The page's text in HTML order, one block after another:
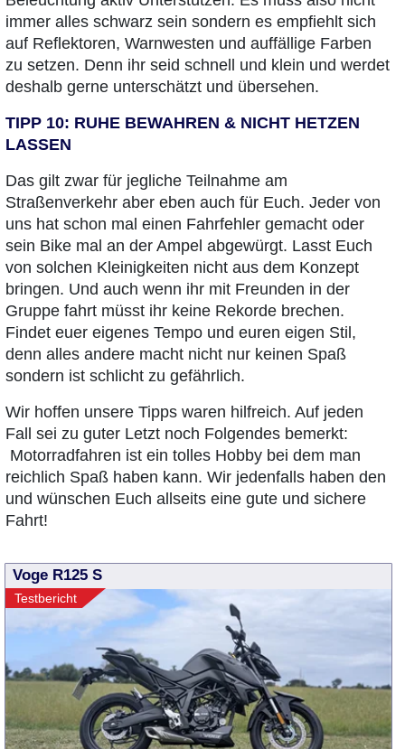
immer alles schwarz sein sondern es empfiehlt sich
auf Reflektoren, Warnwesten und auffällige Farben
zu setzen. Denn ihr seid schnell und klein und werdet
deshalb gerne unterschätzt und übersehen.
TIPP 10: RUHE BEWAHREN & NICHT HETZEN
LASSEN
Das gilt zwar für jegliche Teilnahme am
Straßenverkehr aber eben auch für Euch. Jeder von
uns hat schon mal einen Fahrfehler gemacht oder
sein Bike mal an der Ampel abgewürgt. Lasst Euch
von solchen Kleinigkeiten nicht aus dem Konzept
bringen. Und auch wenn ihr mit Freunden in der
Gruppe fahrt müsst ihr keine Rekorde brechen.
Findet euer eigenes Tempo und euren eigen Stil,
denn alles andere macht nicht nur keinen Spaß
sondern ist schlicht zu gefährlich.
Wir hoffen unsere Tipps waren hilfreich. Auf jeden
Fall sei zu guter Letzt noch Folgendes bemerkt:
Motorradfahren ist ein tolles Hobby bei dem man
reichlich Spaß haben kann. Wir jedenfalls haben den
und wünschen Euch allseits eine gute und sichere
Fahrt!
Voge R125 S
Testbericht